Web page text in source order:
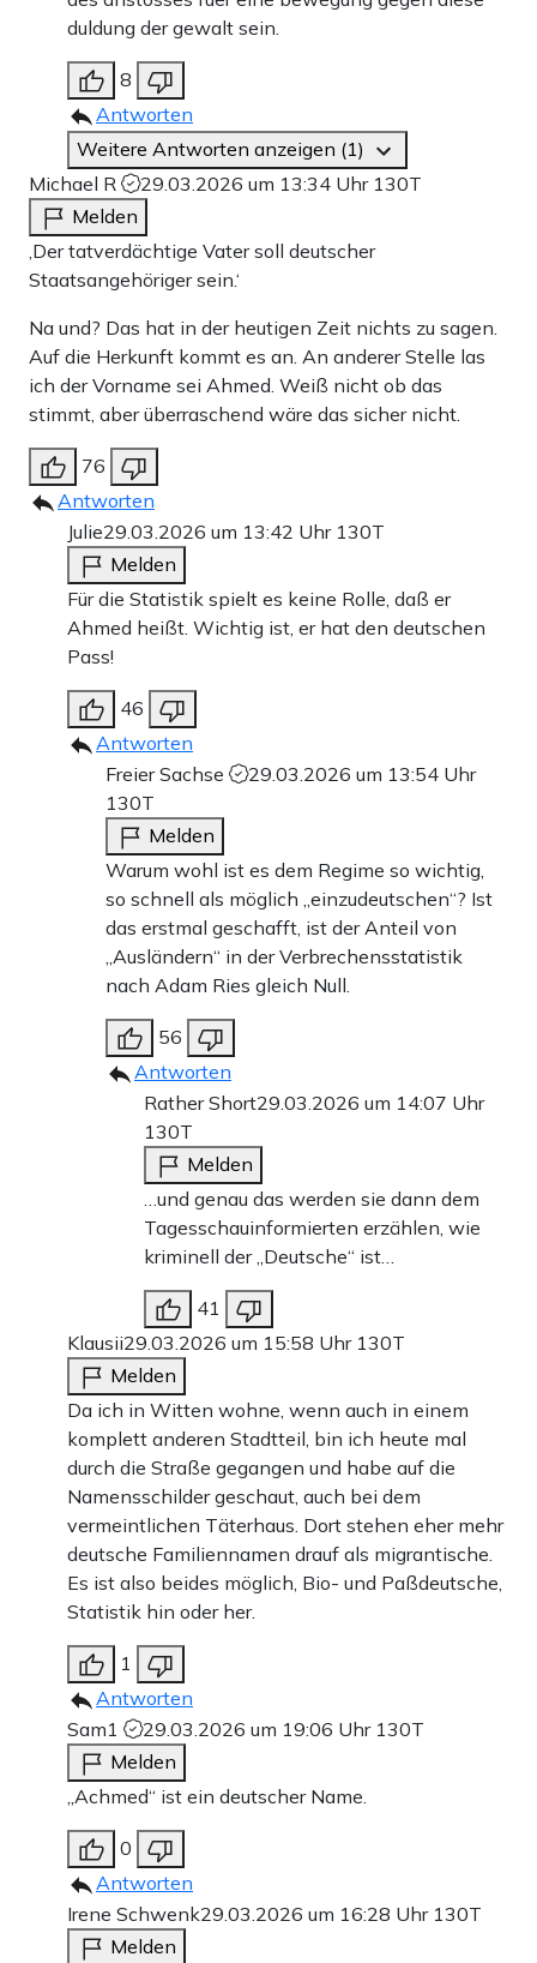
duldung der gewalt sein.
8
Antworten
Weitere Antworten anzeigen (1)
Michael R
29.03.2026 um 13:34 Uhr 130T
Melden
‚Der tatverdächtige Vater soll deutscher
Staatsangehöriger sein.‘
Na und? Das hat in der heutigen Zeit nichts zu sagen.
Auf die Herkunft kommt es an. An anderer Stelle las
ich der Vorname sei Ahmed. Weiß nicht ob das
stimmt, aber überraschend wäre das sicher nicht.
76
Antworten
Julie29.03.2026 um 13:42 Uhr 130T
Melden
Für die Statistik spielt es keine Rolle, daß er
Ahmed heißt. Wichtig ist, er hat den deutschen
Pass!
46
Antworten
Freier Sachse
29.03.2026 um 13:54 Uhr
130T
Melden
Warum wohl ist es dem Regime so wichtig,
so schnell als möglich „einzudeutschen“? Ist
das erstmal geschafft, ist der Anteil von
„Ausländern“ in der Verbrechensstatistik
nach Adam Ries gleich Null.
56
Antworten
Rather Short29.03.2026 um 14:07 Uhr
130T
Melden
…und genau das werden sie dann dem
Tagesschauinformierten erzählen, wie
kriminell der „Deutsche“ ist…
41
Klausii29.03.2026 um 15:58 Uhr 130T
Melden
Da ich in Witten wohne, wenn auch in einem
komplett anderen Stadtteil, bin ich heute mal
durch die Straße gegangen und habe auf die
Namensschilder geschaut, auch bei dem
vermeintlichen Täterhaus. Dort stehen eher mehr
deutsche Familiennamen drauf als migrantische.
Es ist also beides möglich, Bio- und Paßdeutsche,
Statistik hin oder her.
1
Antworten
Sam1
29.03.2026 um 19:06 Uhr 130T
Melden
„Achmed“ ist ein deutscher Name.
0
Antworten
Irene Schwenk29.03.2026 um 16:28 Uhr 130T
Melden